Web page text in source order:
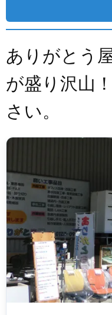
ありがとう
が盛り沢山
さい。